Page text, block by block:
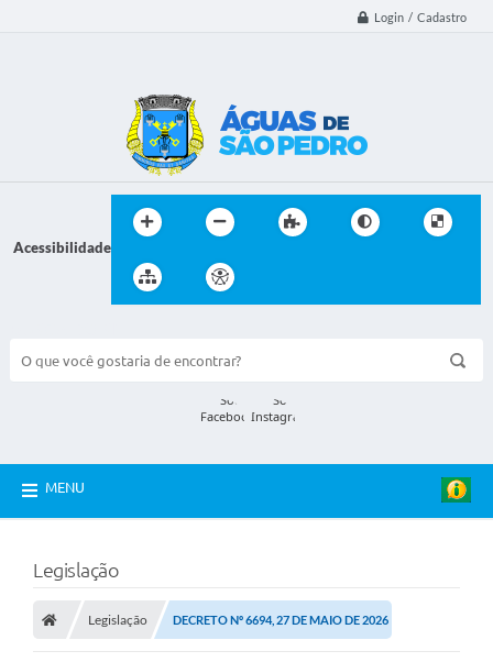
Login / Cadastro
Acessibilidade
MENU
Legislação
Legislação DECRETO Nº 6694, 27 DE MAIO DE 2026